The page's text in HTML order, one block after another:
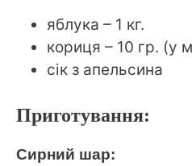
яблука – 1 кг.
кориця – 10 гр. (у
сік з апельсина
Приготування:
Сирний шар: